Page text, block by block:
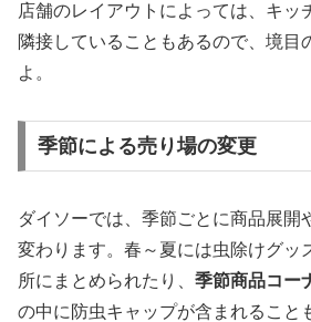
店舗のレイアウトによっては、キッ
隣接していることもあるので、境目
よ。
季節による売り場の変更
ダイソーでは、季節ごとに商品展開
変わります。春～夏には虫除けグッ
所にまとめられたり、 季節商品コー
の中に防虫キャップが含まれること